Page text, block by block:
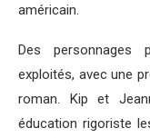
américain.
Des personnages
exploités, avec une
roman. Kip et
éducation rigoriste